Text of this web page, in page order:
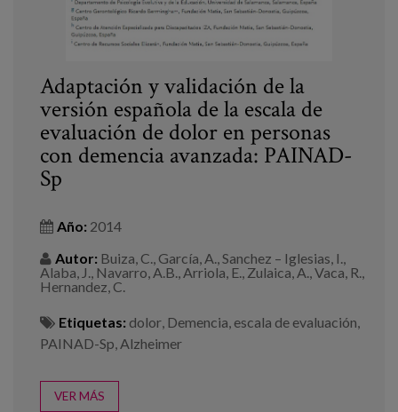
Adaptación y validación de la
versión española de la escala de
evaluación de dolor en personas
con demencia avanzada: PAINAD-
Sp
Año: 2014
Autor: Buiza, C., García, A., Sanchez – Iglesias, I.,
Alaba, J., Navarro, A.B., Arriola, E., Zulaica, A., Vaca, R.,
Hernandez, C.
Etiquetas: dolor Demencia escala de evaluación
PAINAD-Sp Alzheimer
VER MÁS